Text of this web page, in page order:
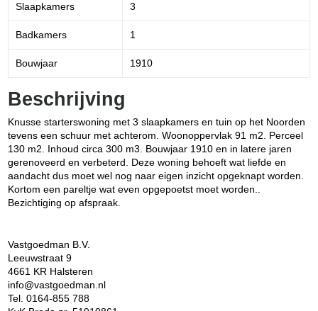
Slaapkamers 3
Badkamers 1
Bouwjaar 1910
Beschrijving
Knusse starterswoning met 3 slaapkamers en tuin op het Noorden
tevens een schuur met achterom. Woonoppervlak 91 m2. Perceel
130 m2. Inhoud circa 300 m3. Bouwjaar 1910 en in latere jaren
gerenoveerd en verbeterd. Deze woning behoeft wat liefde en
aandacht dus moet wel nog naar eigen inzicht opgeknapt worden.
Kortom een pareltje wat even opgepoetst moet worden..
Bezichtiging op afspraak.
Vastgoedman B.V.
Leeuwstraat 9
4661 KR Halsteren
info@vastgoedman.nl
Tel. 0164-855 788